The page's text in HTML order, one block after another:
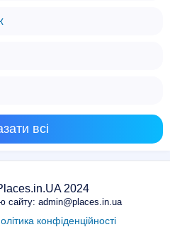
всі
2024
сайту: admin@places.in.ua
конфіденційності